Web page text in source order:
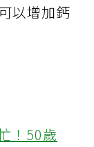
以增加鈣
！50歲